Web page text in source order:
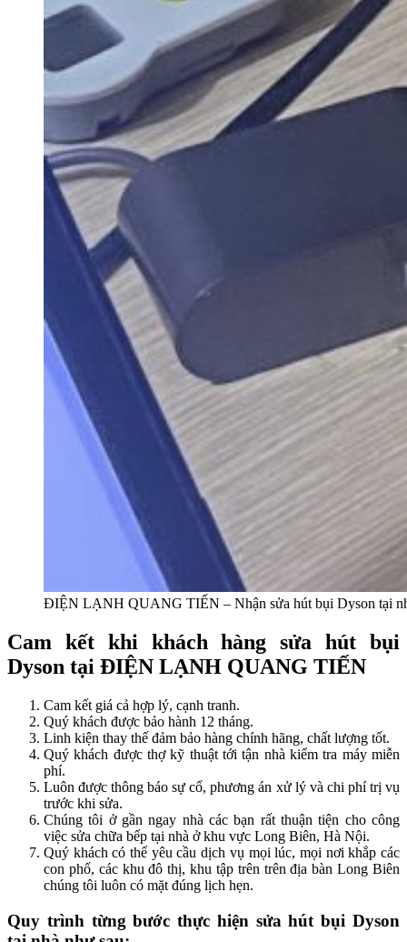
ĐIỆN LẠNH QUANG TIẾN – Nhận sửa hút bụi Dyson tại
Cam kết khi khách hàng sửa hút bụi
Dyson tại ĐIỆN LẠNH QUANG TIẾN
Cam kết giá cả hợp lý, cạnh tranh.
Quý khách được bảo hành 12 tháng.
Linh kiện thay thế đảm bảo hàng chính hãng, chất lượng tốt.
Quý khách được thợ kỹ thuật tới tận nhà kiểm tra máy miễn
phí.
Luôn được thông báo sự cố, phương án xử lý và chi phí trị vụ
trước khi sửa.
Chúng tôi ở gần ngay nhà các bạn rất thuận tiện cho công
việc sửa chữa bếp tại nhà ở khu vực Long Biên, Hà Nội.
Quý khách có thể yêu cầu dịch vụ mọi lúc, mọi nơi khắp các
con phố, các khu đô thị, khu tập trên trên địa bàn Long Biên
chúng tôi luôn có mặt đúng lịch hẹn.
Quy trình từng bước thực hiện sửa hút bụi Dyson